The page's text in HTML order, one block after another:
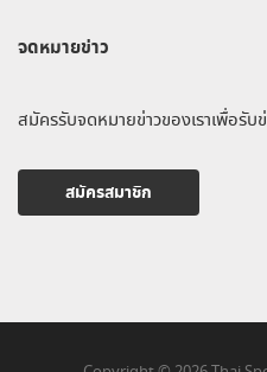
จดหมายข่าว
สมัครรับจดหมายข่าวของเราเพื่อรับ
สมัครสมาชิก